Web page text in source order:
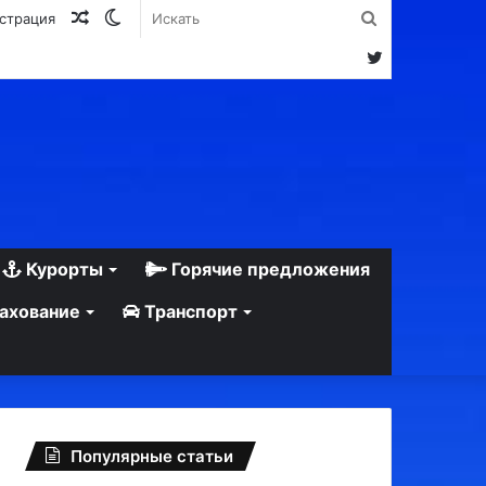
Switch
Случайная
Twitter
Курорты
Горячие предложения
Транспорт
Популярные статьи